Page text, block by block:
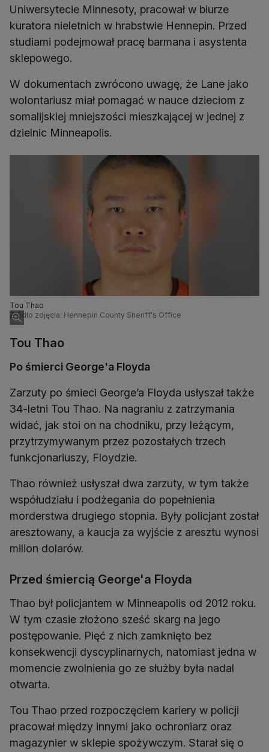
Uniwersytecie Minnesoty, pracował w biurze
kuratora nieletnich w hrabstwie Hennepin. Przed
studiami podejmował pracę barmana i asystenta
sklepowego.
W dokumentach zwrócono uwagę, że Lane jako
wolontariusz miał pomagać w nauce dzieciom z
somalijskiej mniejszości mieszkającej w jednej z
dzielnic Minneapolis.
Tou Thao
Źródło zdjęcia: Hennepin County Sheriff's Office
Tou Thao
Po śmierci George'a Floyda
Zarzuty po śmieci George’a Floyda usłyszał także
34-letni Tou Thao. Na nagraniu z zatrzymania
widać, jak stoi on na chodniku, przy leżącym,
przytrzymywanym przez pozostałych trzech
funkcjonariuszy, Floydzie.
Thao również usłyszał dwa zarzuty, w tym także
współudziału i podżegania do popełnienia
morderstwa drugiego stopnia. Były policjant został
aresztowany, a kaucja za wyjście z aresztu wynosi
milion dolarów.
Przed śmiercią George'a Floyda
Thao był policjantem w Minneapolis od 2012 roku.
W tym czasie złożono sześć skarg na jego
postępowanie. Pięć z nich zamknięto bez
konsekwencji dyscyplinarnych, natomiast jedna w
momencie zwolnienia go ze służby była nadal
otwarta.
Tou Thao przed rozpoczęciem kariery w policji
pracował między innymi jako ochroniarz oraz
magazynier w sklepie spożywczym. Starał się o